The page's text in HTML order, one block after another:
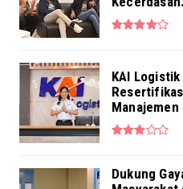
Aug 04, 2026
Pekerja BRI
Pengajian
Aug 03, 2026
KAI
Dukung